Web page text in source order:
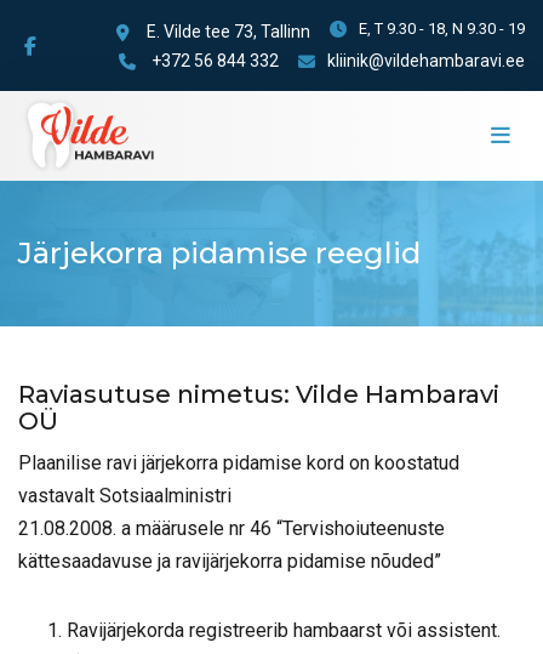
E. Vilde tee 73, Tallinn E, T 9.30 - 18, N 9.30 - 19
+372 56 844 332 kliinik@vildehambaravi.ee
Järjekorra pidamise reeglid
Raviasutuse nimetus: Vilde Hambaravi
OÜ
Plaanilise ravi järjekorra pidamise kord on koostatud
vastavalt Sotsiaalministri
21.08.2008. a määrusele nr 46 “Tervishoiuteenuste
kättesaadavuse ja ravijärjekorra pidamise nõuded”
Ravijärjekorda registreerib hambaarst või assistent.